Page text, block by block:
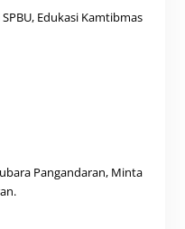
Edukasi Kamtibmas
Pangandaran, Minta